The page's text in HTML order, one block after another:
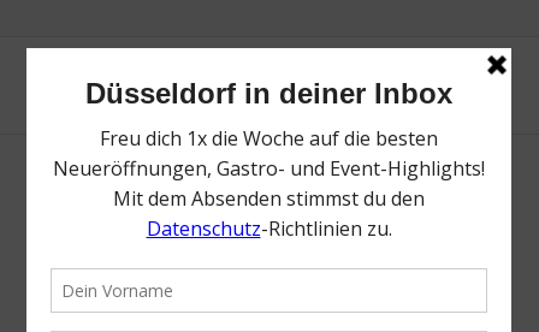
Die 25 besten Sushi Restaurants in